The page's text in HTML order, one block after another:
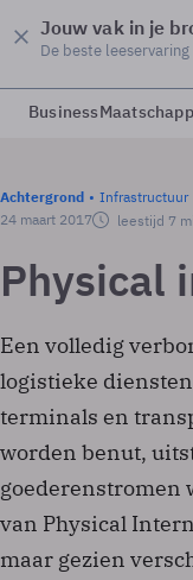
Jouw vak in je
De beste
Business
Achtergrond Infrastructuur
24 maart 2017
leestijd 7
Physical
Een volledig
logistieke
terminals en
worden benut,
goederenstromen
van Physical
maar gezien